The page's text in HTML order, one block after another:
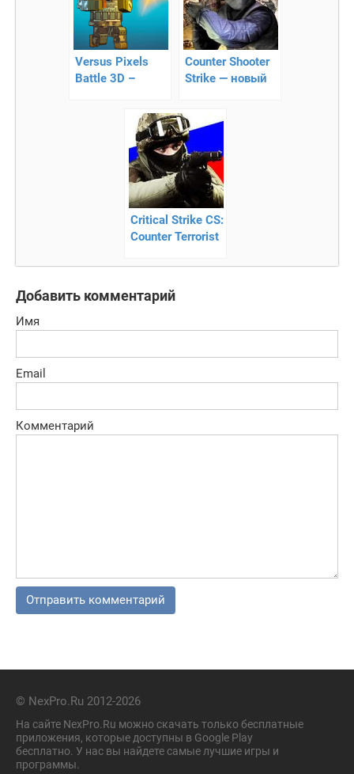
Versus Pixels
Battle 3D –
противостояние
Counter Shooter
Strike — новый
Critical Strike CS:
Counter Terrorist
онлайн-шутер
Добавить комментарий
Имя
Email
Комментарий
© NexPro.Ru 2012-2026
На сайте NexPro.Ru можно скачать только бесплатные
приложения, которые доступны в Google Play
бесплатно. У нас вы найдете самые лучшие игры и
программы.